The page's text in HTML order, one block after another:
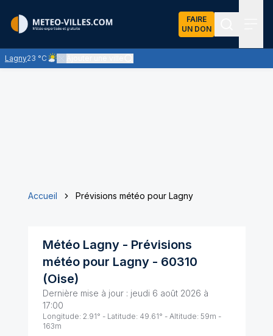
FAIRE
UN DON
Lagny23 °C
Ciel peu nuageux - le soleil domine largement
Accueil Prévisions météo pour Lagny
Météo Lagny- Prévisions
météo pour Lagny- 60310
(Oise)
Dernière mise à jour : jeudi 6 août 2026 à
17:00
Longitude: 2.91° - Latitude: 49.61° - Altitude: 59m -
163m